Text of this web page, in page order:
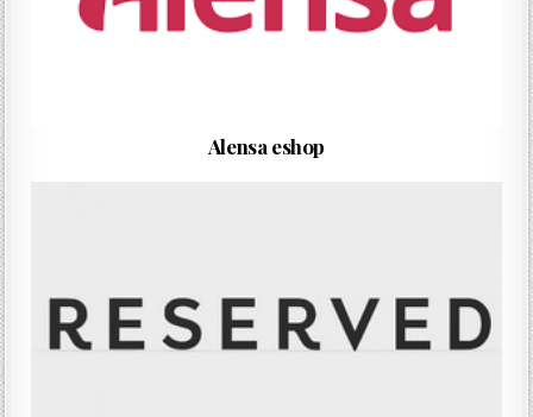
Alensa eshop